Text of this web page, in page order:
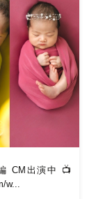
CM出演中 📺
w...